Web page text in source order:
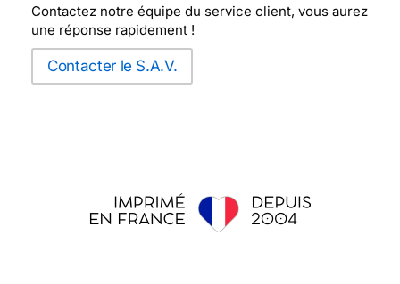
Contactez notre équipe du service client, vous aurez
une réponse rapidement !
Contacter le S.A.V.